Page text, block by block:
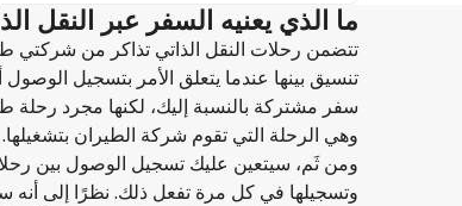
ما الذي يعنيه السفر عبر النقل
تتضمن رحلات النقل الذاتي تذاكر من شركتي
تنسيق بينها عندما يتعلق الأمر بتسجيل الوصول
سفر مشتركة بالنسبة إليك، لكنها مجرد رحلة
وهي الرحلة التي تقوم شركة الطيران بتشغيلها.
ومن ثَم، سيتعين عليك تسجيل الوصول بين
وتسجيلها في كل مرة تفعل ذلك. نظرًا إلى أنه